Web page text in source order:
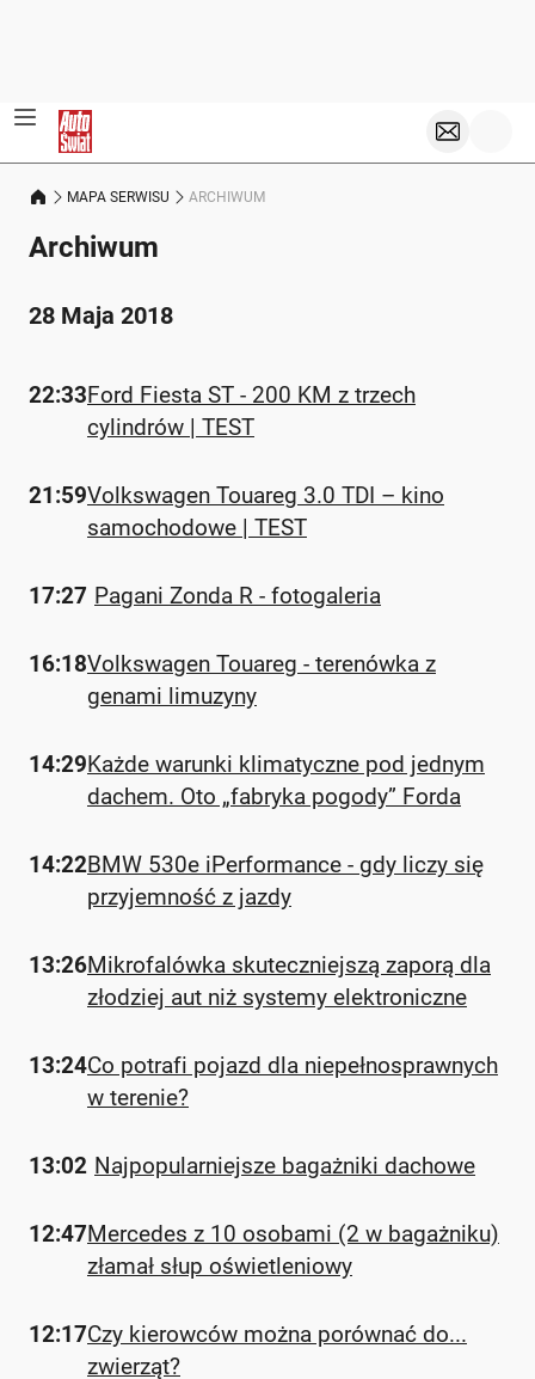
MAPA SERWISU ARCHIWUM
Archiwum
28 Maja 2018
22:33Ford Fiesta ST - 200 KM z trzech
cylindrów | TEST
21:59Volkswagen Touareg 3.0 TDI – kino
samochodowe | TEST
17:27 Pagani Zonda R - fotogaleria
16:18Volkswagen Touareg - terenówka z
genami limuzyny
14:29Każde warunki klimatyczne pod jednym
dachem. Oto „fabryka pogody” Forda
14:22BMW 530e iPerformance - gdy liczy się
przyjemność z jazdy
13:26Mikrofalówka skuteczniejszą zaporą dla
złodziej aut niż systemy elektroniczne
13:24Co potrafi pojazd dla niepełnosprawnych
w terenie?
13:02 Najpopularniejsze bagażniki dachowe
12:47Mercedes z 10 osobami (2 w bagażniku)
złamał słup oświetleniowy
12:17Czy kierowców można porównać do...
zwierząt?